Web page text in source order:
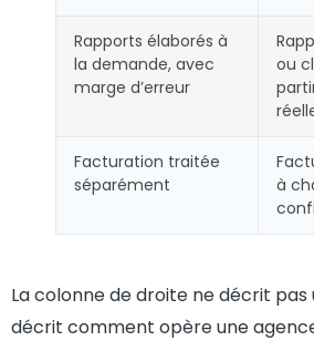
Rapports élaborés à
la demande, avec
marge d’erreur
ou
Facturation traitée
séparément
à
La colonne de droite ne décrit pas
décrit comment opère une